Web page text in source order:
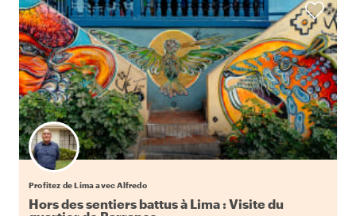
Profitez de Lima avec Alfredo
Hors des sentiers battus à Lima : Visite du